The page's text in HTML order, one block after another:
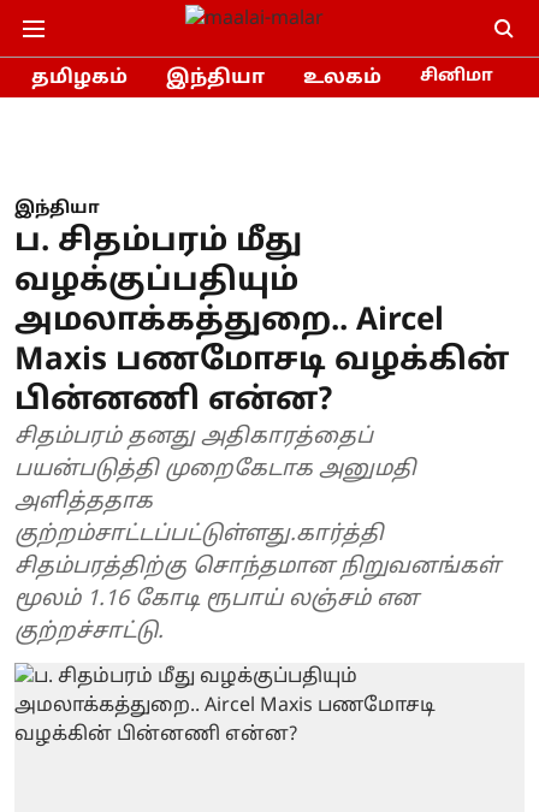
தமிழகம் இந்தியா உலகம் சினிமா
இந்தியா
ப. சிதம்பரம் மீது
வழக்குப்பதியும்
அமலாக்கத்துறை.. Aircel
Maxis பணமோசடி வழக்கின்
பின்னணி என்ன?
சிதம்பரம் தனது அதிகாரத்தைப்
பயன்படுத்தி முறைகேடாக அனுமதி
அளித்ததாக
குற்றம்சாட்டப்பட்டுள்ளது.கார்த்தி
சிதம்பரத்திற்கு சொந்தமான நிறுவனங்கள்
மூலம் 1.16 கோடி ரூபாய் லஞ்சம் என
குற்றச்சாட்டு.